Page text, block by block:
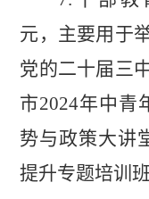
元，主要用于
党的二十届三
市2024年中青
势与政策大讲
提升专题培训班